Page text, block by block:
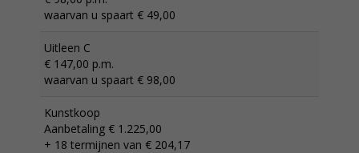
waarvan u spaart € 49,00
Uitleen C
€ 147,00 p.m.
waarvan u spaart € 98,00
Kunstkoop
Aanbetaling € 1.225,00
+ 18 termijnen van € 204,17